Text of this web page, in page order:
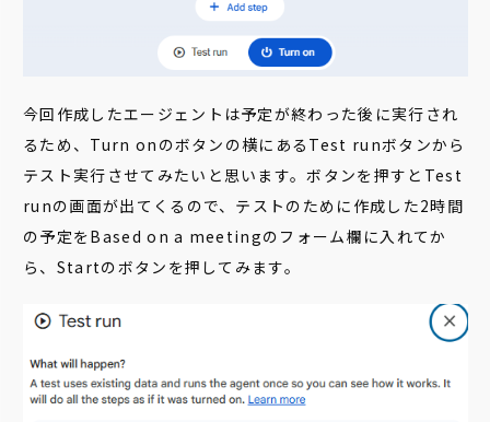
今回作成したエージェントは予定が終わった後に実行され
るため、Turn onのボタンの横にあるTest runボタンから
テスト実行させてみたいと思います。ボタンを押すとTest
runの画面が出てくるので、テストのために作成した2時間
の予定をBased on a meetingのフォーム欄に入れてか
ら、Startのボタンを押してみます。